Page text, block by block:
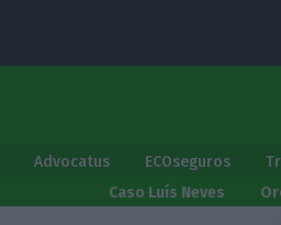
Advocatus ECOseguros
Caso Luís Neves